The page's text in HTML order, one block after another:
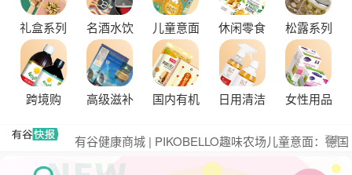
礼盒系列 名酒水饮 儿童意面 休闲零食 松露系列
跨境购 高级滋补 国内有机 日用清洁 女性用品
更多
式，共筑大健康产业有机生态新未来
有谷健康商城 | PIKOBELLO趣味农场儿童意面：德国
匠心打造的无盐健康新主张
有谷健康 | PIKOBELLO牌儿童意面：健康与美味的完
舌尖上的塞尔维亚黑松露，你了解多少？
探秘塞尔维亚松露的独特魅力
黑松露的热量是多少？